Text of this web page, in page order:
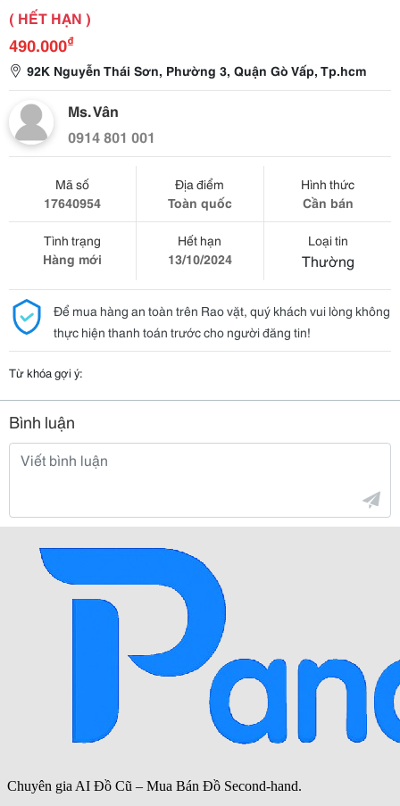
( HẾT HẠN )
490.000₫
92K Nguyễn Thái Sơn, Phường 3, Quận Gò Vấp, Tp.hcm
Ms. Vân
0914 801 001
Mã số
17640954
Địa điểm
Toàn quốc
Hình thức
Cần bán
Tình trạng
Hàng mới
Hết hạn
13/10/2024
Loại tin
Thường
Để mua hàng an toàn trên Rao vặt, quý khách vui lòng không
thực hiện thanh toán trước cho người đăng tin!
Từ khóa gợi ý:
Bình luận